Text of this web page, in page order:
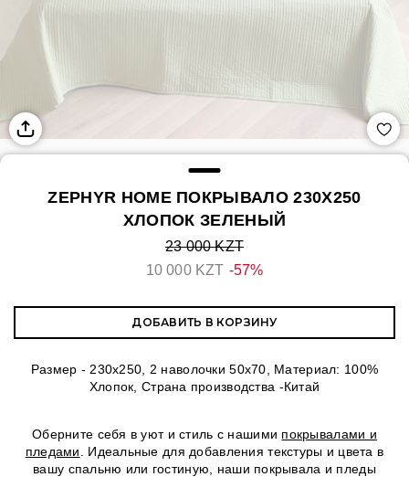
ZEPHYR HOME ПОКРЫВАЛО 230Х250
ХЛОПОК ЗЕЛЕНЫЙ
23 000 KZT
10 000 KZT -57%
ДОБАВИТЬ В КОРЗИНУ
Размер - 230х250, 2 наволочки 50х70, Материал: 100%
Хлопок, Страна производства -Китай
Оберните себя в уют и стиль с нашими покрывалами и
пледами
. Идеальные для добавления текстуры и цвета в
вашу спальню или гостиную, наши покрывала и пледы